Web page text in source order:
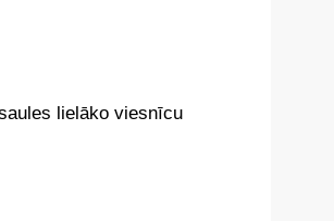
lielāko viesnīcu